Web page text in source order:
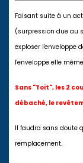
Faisant suite à un
(surpression due au
exploser l'enveloppe
l'enveloppe elle
Sans "Toit", les 2
débaché, le
Il faudra sans doute
remplacement.